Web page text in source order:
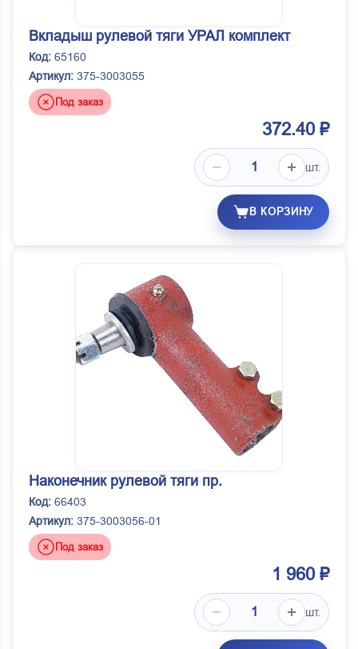
Вкладыш рулевой тяги УРАЛ комплект
Код: 65160
Артикул: 375-3003055
Под заказ
372.40 ₽
шт.
В КОРЗИНУ
Наконечник рулевой тяги пр.
Код: 66403
Артикул: 375-3003056-01
Под заказ
1 960 ₽
шт.